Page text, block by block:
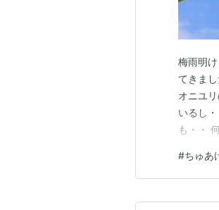
梅雨明
てきま
オニユ
いるし
も・・
した天
た 散策
#ちゅあ